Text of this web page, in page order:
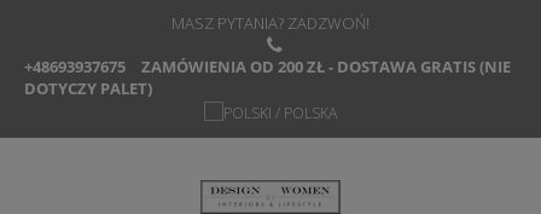
MASZ PYTANIA? ZADZWOŃ!
+48693937675
ZAMÓWIENIA OD 200 ZŁ - DOSTAWA GRATIS (NIE
DOTYCZY PALET)